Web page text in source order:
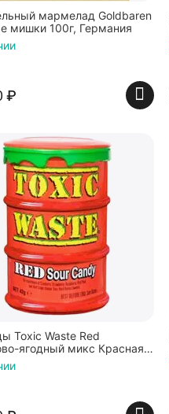
мармелад Goldbaren
мишки 100г, Германия
₽
Toxic Waste Red
ягодный микс Красная
г, Пакистан